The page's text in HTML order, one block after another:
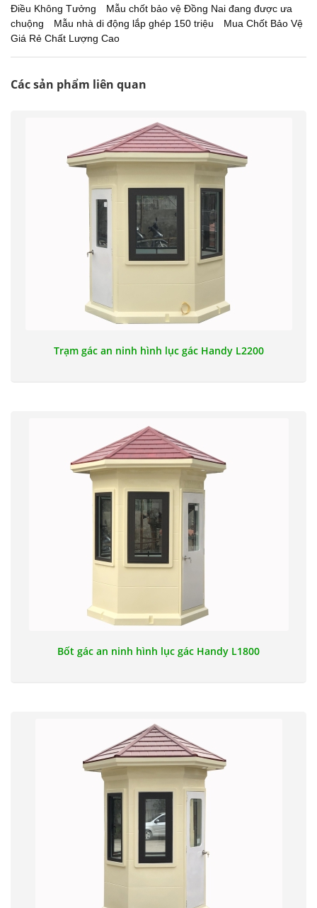
Điều Không Tưởng
Mẫu chốt bảo vệ Đồng Nai đang được ưa
chuộng
Mẫu nhà di động lắp ghép 150 triệu
Mua Chốt Bảo Vệ
Giá Rẻ Chất Lượng Cao
Các sản phẩm liên quan
Trạm gác an ninh hình lục gác Handy L2200
Bốt gác an ninh hình lục gác Handy L1800